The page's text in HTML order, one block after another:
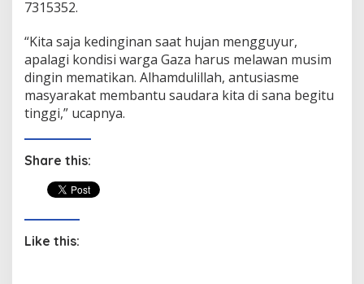
7315352.
“Kita saja kedinginan saat hujan mengguyur,
apalagi kondisi warga Gaza harus melawan musim
dingin mematikan. Alhamdulillah, antusiasme
masyarakat membantu saudara kita di sana begitu
tinggi,” ucapnya.
Share this:
Like this: